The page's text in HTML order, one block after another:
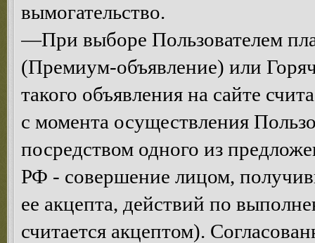
вымогательство.
—При выборе Пользователем
(Премиум-объявление) или
такого объявления на сайте
с момента осуществления
посредством одного из
РФ - совершение лицом,
ее акцепта, действий по
считается акцептом).